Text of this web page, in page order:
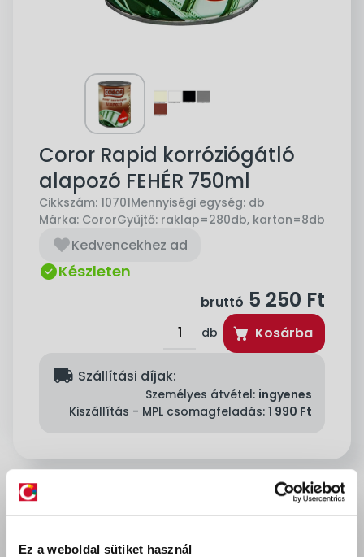
Ez a weboldal sütiket használ
Coror Rapid korróziógátló
alapozó FEHÉR 750ml
Cikkszám: 10701Mennyiségi egység: db
Márka: CororGyűjtő: raklap=280db, karton=8db
Kedvencekhez ad
Készleten
bruttó 5 250 Ft
db Kosárba
delivery Szállítási díjak:
Személyes átvétel: ingyenes
Kiszállítás - MPL csomagfeladás: 1 990 Ft